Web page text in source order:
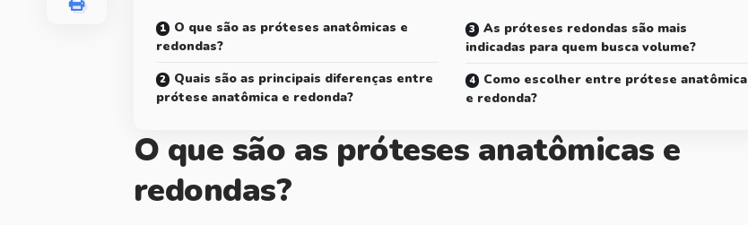
O que são as próteses anatômicas e
redondas?
Quais são as principais diferenças entre
prótese anatômica e redonda?
As próteses redondas são mais
indicadas para quem busca volume?
Como escolher entre prótese anatômica
e redonda?
O que são as próteses anatômicas e
redondas?